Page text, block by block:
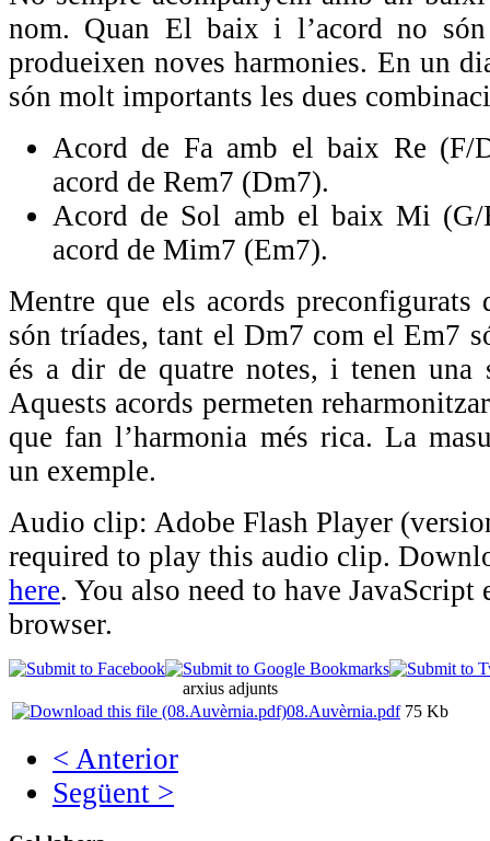
nom. Quan El baix i l’acord no
produeixen noves harmonies. En un
són molt importants les dues
Acord de Fa amb el baix Re (F/
acord de Rem7 (Dm7).
Acord de Sol amb el baix Mi
acord de Mim7 (Em7).
Mentre que els acords preconfigurats
són tríades, tant el Dm7 com el Em7
és a dir de quatre notes, i tenen una
Aquests acords permeten
que fan l’harmonia més rica. La
un exemple.
Audio clip: Adobe Flash Player
required to play this audio clip.
here. You also need to have JavaScript
browser.
arxius adjunts
08.Auvèrnia.pdf 75 Kb
< Anterior
Següent >